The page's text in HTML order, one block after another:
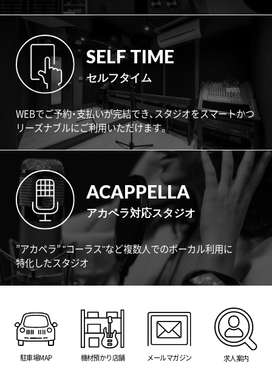
SELF TIME
セルフタイム
WEBでご予約・支払いが完結でき、スタジオをスマートかつ
リーズナブルにご利用いただけます。
ACAPPELLA
アカペラ対応スタジオ
”アカペラ” "コーラス"など複数人でのボーカル利用に
特化したスタジオ
駐車場MAP 機材預かり店舗 メールマガジン 求人案内